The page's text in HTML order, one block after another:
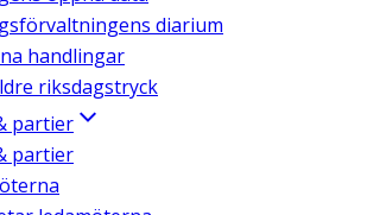
diarium
handlingar
riksdagstryck
partier
partier